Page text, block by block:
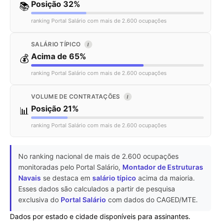
📚 Posição 32%
ranking Portal Salário com mais de 2.600 ocupações
💰
SALÁRIO TÍPICO I
Acima de 65%
ranking Portal Salário com mais de 2.600 ocupações
📊
VOLUME DE CONTRATAÇÕES I
Posição 21%
ranking Portal Salário com mais de 2.600 ocupações
No ranking nacional de mais de 2.600 ocupações
monitoradas pelo Portal Salário, Montador de Estruturas
Navais se destaca em salário típico acima da maioria.
Esses dados são calculados a partir de pesquisa
exclusiva do Portal Salário com dados do CAGED/MTE.
Dados por estado e cidade disponíveis para assinantes.